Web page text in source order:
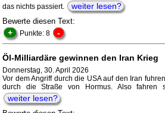
das nichts passiert.
weiter lesen?
Bewerte diesen Text:
+ Punkte: 8 -
Öl-Milliardäre gewinnen den Iran Krieg
Donnerstag, 30. April 2026
Vor dem Angriff durch die USA auf den Iran
durch die Straße von Hormus. Also fahren
weiter lesen?